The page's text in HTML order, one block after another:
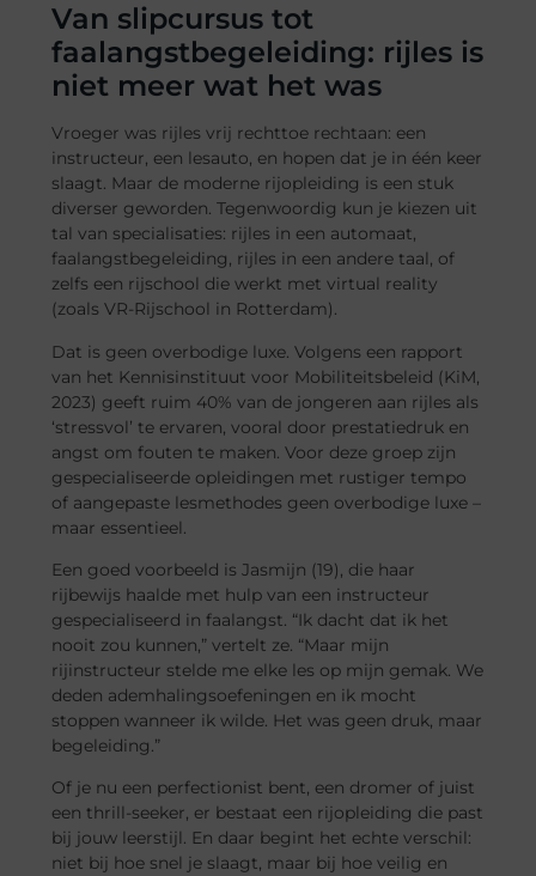
Van slipcursus tot
faalangstbegeleiding: rijles is
niet meer wat het was
Vroeger was rijles vrij rechttoe rechtaan: een
instructeur, een lesauto, en hopen dat je in één keer
slaagt. Maar de moderne rijopleiding is een stuk
diverser geworden. Tegenwoordig kun je kiezen uit
tal van specialisaties: rijles in een automaat,
faalangstbegeleiding, rijles in een andere taal, of
zelfs een rijschool die werkt met virtual reality
(zoals VR-Rijschool in Rotterdam).
Dat is geen overbodige luxe. Volgens een rapport
van het Kennisinstituut voor Mobiliteitsbeleid (KiM,
2023) geeft ruim 40% van de jongeren aan rijles als
‘stressvol’ te ervaren, vooral door prestatiedruk en
angst om fouten te maken. Voor deze groep zijn
gespecialiseerde opleidingen met rustiger tempo
of aangepaste lesmethodes geen overbodige luxe –
maar essentieel.
Een goed voorbeeld is Jasmijn (19), die haar
rijbewijs haalde met hulp van een instructeur
gespecialiseerd in faalangst. “Ik dacht dat ik het
nooit zou kunnen,” vertelt ze. “Maar mijn
rijinstructeur stelde me elke les op mijn gemak. We
deden ademhalingsoefeningen en ik mocht
stoppen wanneer ik wilde. Het was geen druk, maar
begeleiding.”
Of je nu een perfectionist bent, een dromer of juist
een thrill-seeker, er bestaat een rijopleiding die past
bij jouw leerstijl. En daar begint het echte verschil:
niet bij hoe snel je slaagt, maar bij hoe veilig en